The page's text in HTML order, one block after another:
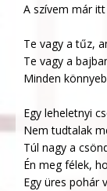
A szívem már
Te vagy a tűz,
Te vagy a
Minden
Egy leheletnyi
Nem tudtalak
Túl nagy a
Én meg félek,
Egy üres pohár